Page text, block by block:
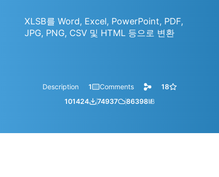
XLSB를 Word, Excel, PowerPoint, PDF,
JPG, PNG, CSV 및 HTML 등으로 변환
Description 1 Comments
18
101424
74937 86398㎆︎